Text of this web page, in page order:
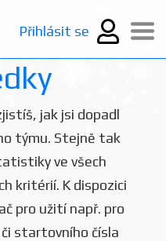
Přihlásit se
jak jsi dopadl
týmu. Stejně tak
ve všech
kritérií. K dispozici
pro užití např. pro
startovního čísla